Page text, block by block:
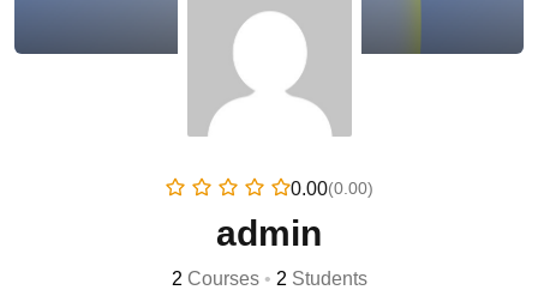
0.00(0.00)
admin
2 Courses • 2 Students